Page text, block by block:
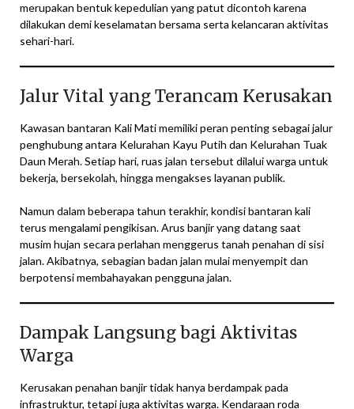
merupakan bentuk kepedulian yang patut dicontoh karena
dilakukan demi keselamatan bersama serta kelancaran aktivitas
sehari-hari.
Jalur Vital yang Terancam Kerusakan
Kawasan bantaran Kali Mati memiliki peran penting sebagai jalur
penghubung antara Kelurahan Kayu Putih dan Kelurahan Tuak
Daun Merah. Setiap hari, ruas jalan tersebut dilalui warga untuk
bekerja, bersekolah, hingga mengakses layanan publik.
Namun dalam beberapa tahun terakhir, kondisi bantaran kali
terus mengalami pengikisan. Arus banjir yang datang saat
musim hujan secara perlahan menggerus tanah penahan di sisi
jalan. Akibatnya, sebagian badan jalan mulai menyempit dan
berpotensi membahayakan pengguna jalan.
Dampak Langsung bagi Aktivitas
Warga
Kerusakan penahan banjir tidak hanya berdampak pada
infrastruktur, tetapi juga aktivitas warga. Kendaraan roda